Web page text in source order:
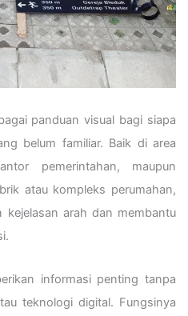
panduan visual bagi siapa
belum familiar. Baik di area
pemerintahan, maupun
atau kompleks perumahan,
kejelasan arah dan membantu
informasi penting tanpa
teknologi digital. Fungsinya